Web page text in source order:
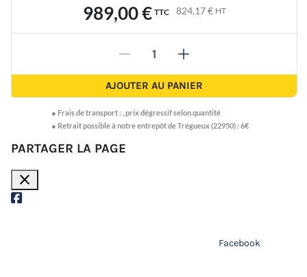
989,00 € TTC 824,17 € HT
- +
AJOUTER AU PANIER
● Frais de transport : prix dégressif selon quantité
● Retrait possible à notre entrepôt de Trégueux (22950) : 6€
PARTAGER LA PAGE
close
Facebook